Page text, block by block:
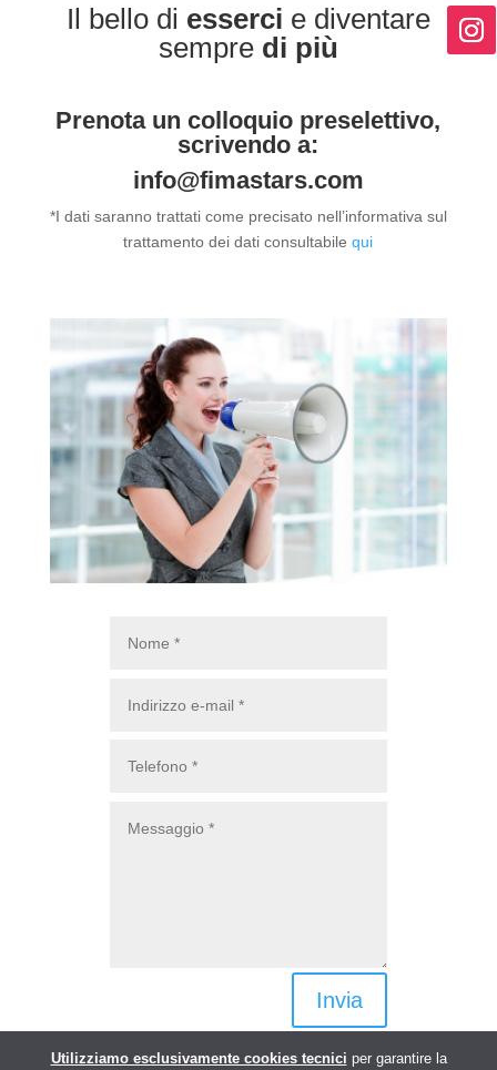
Il bello di esserci e diventare
sempre di più
Prenota un colloquio preselettivo,
scrivendo a:
info@fimastars.com
*I dati saranno trattati come precisato nell’informativa sul
trattamento dei dati consultabilequi
Invia
Utilizziamo esclusivamente cookies tecnici per garantire la